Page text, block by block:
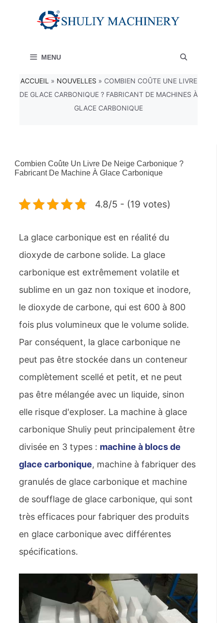
MENU
ACCUEIL » NOUVELLES » COMBIEN COÛTE UNE LIVRE
DE GLACE CARBONIQUE ? FABRICANT DE MACHINES À
GLACE CARBONIQUE
Combien Coûte Un Livre De Neige Carbonique ?
Fabricant De Machine À Glace Carbonique
4.8/5 - (19 votes)
La glace carbonique est en réalité du
dioxyde de carbone solide. La glace
carbonique est extrêmement volatile et
sublime en un gaz non toxique et inodore,
le dioxyde de carbone, qui est 600 à 800
fois plus volumineux que le volume solide.
Par conséquent, la glace carbonique ne
peut pas être stockée dans un conteneur
complètement scellé et petit, et ne peut
pas être mélangée avec un liquide, sinon
elle risque d'exploser. La machine à glace
carbonique Shuliy peut principalement être
divisée en 3 types : machine à blocs de
glace carbonique, machine à fabriquer des
granulés de glace carbonique et machine
de soufflage de glace carbonique, qui sont
très efficaces pour fabriquer des produits
en glace carbonique avec différentes
spécifications.